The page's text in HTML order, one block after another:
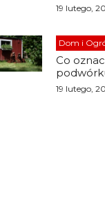
19 lutego,
Dom i
Co
19 lutego,